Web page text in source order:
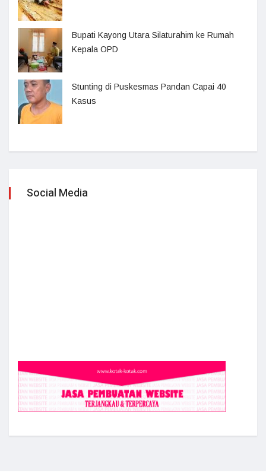
Bupati Kayong Utara Silaturahim ke Rumah
Kepala OPD
Stunting di Puskesmas Pandan Capai 40
Kasus
Social Media